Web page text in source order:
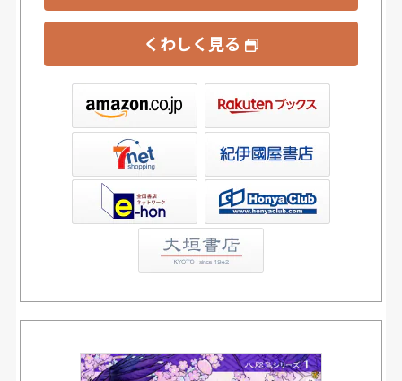
くわしく見る
書店ウェブストア